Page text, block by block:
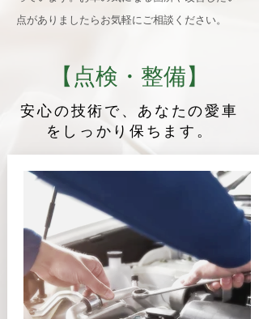
点がありましたらお気軽にご相談ください。
【点検・整備】
安心の技術で、あなたの愛車
をしっかり保ちます。